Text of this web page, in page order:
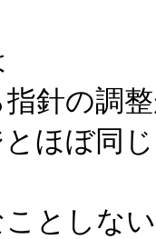
針の調
ほぼ同
としな